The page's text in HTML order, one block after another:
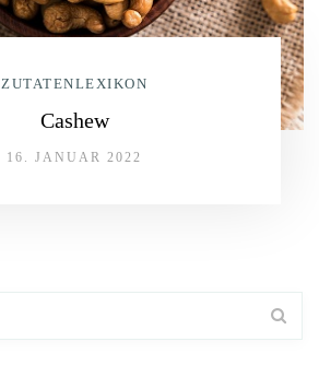
ZUTATENLEXIKON
Cashew
16. JANUAR 2022